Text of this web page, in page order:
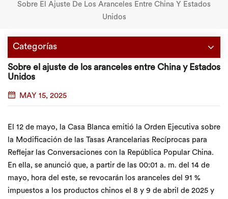
Sobre El Ajuste De Los Aranceles Entre China Y Estados
Unidos
Categorías
Sobre el ajuste de los aranceles entre China y Estados
Unidos
MAY 15, 2025
El 12 de mayo, la Casa Blanca emitió la Orden Ejecutiva sobre
la Modificación de las Tasas Arancelarias Recíprocas para
Reflejar las Conversaciones con la República Popular China.
En ella, se anunció que, a partir de las 00:01 a. m. del 14 de
mayo, hora del este, se revocarán los aranceles del 91 %
impuestos a los productos chinos el 8 y 9 de abril de 2025 y